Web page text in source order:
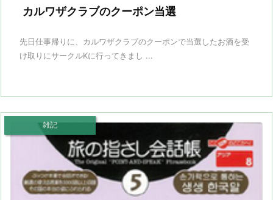
カルワザクラブのクーポン当選
先日仕事帰りに、カルワザクラブのクーポンで当選したお酒を受
け取りにサークルKに行ってきまし ...
雑記